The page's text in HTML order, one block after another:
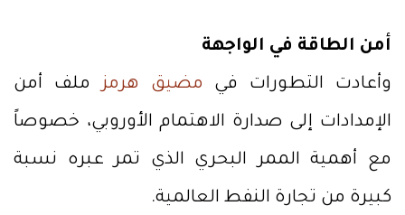
أمن الطاقة في الواجهة
وأعادت التطورات في مضيق هرمزملف أمن
الإمدادات إلى صدارة الاهتمام الأوروبي، خصوصاً
مع أهمية الممر البحري الذي تمر عبره نسبة
كبيرة من تجارة النفط العالمية.